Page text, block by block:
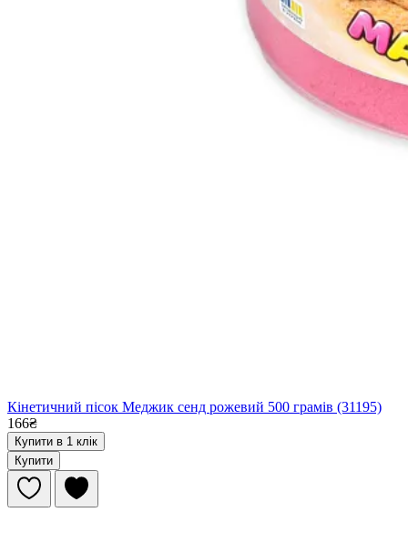
Кінетичний пісок Меджик сенд рожевий 500 грамів (31195)
166₴
Купити в 1 клік
Купити